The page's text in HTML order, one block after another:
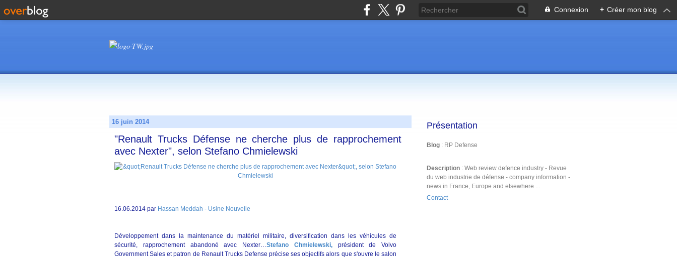
Connexion + Créer mon blog
16 juin 2014
"Renault Trucks Défense ne cherche plus de rapprochement
avec Nexter", selon Stefano Chmielewski
16.06.2014 par Hassan Meddah - Usine Nouvelle
Développement dans la maintenance du matériel militaire, diversification dans les véhicules de
sécurité, rapprochement abandoné avec Nexter…Stefano Chmielewski, président de Volvo
Government Sales et patron de Renault Trucks Defense précise ses objectifs alors que s'ouvre le salon
Présentation
Blog : RP Defense
Description : Web review defence industry - Revue
du web industrie de défense - company information -
news in France, Europe and elsewhere ...
Contact